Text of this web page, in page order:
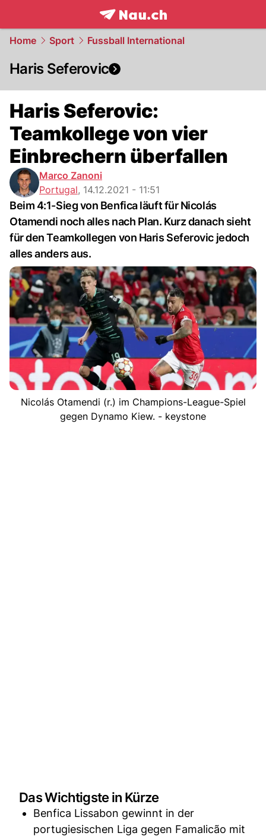
frontpage.NAU.ch
Home Sport Fussball International
Haris Seferovic
Haris Seferovic:
Teamkollege von vier
Einbrechern überfallen
Marco Zanoni
Portugal, 14.12.2021 - 11:51
Beim 4:1-Sieg von Benfica läuft für Nicolás
Otamendi noch alles nach Plan. Kurz danach sieht
für den Teamkollegen von Haris Seferovic jedoch
alles anders aus.
Nicolás Otamendi (r.) im Champions-League-Spiel
gegen Dynamo Kiew. - keystone
Das Wichtigste in Kürze
Benfica Lissabon gewinnt in der
portugiesischen Liga gegen Famalicão mit